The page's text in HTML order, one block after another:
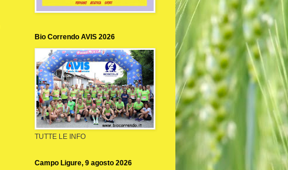
Bio Correndo AVIS 2026
TUTTE LE INFO
Campo Ligure, 9 agosto 2026